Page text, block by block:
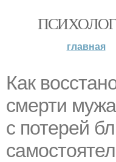
главная
Как
смерти
с потерей